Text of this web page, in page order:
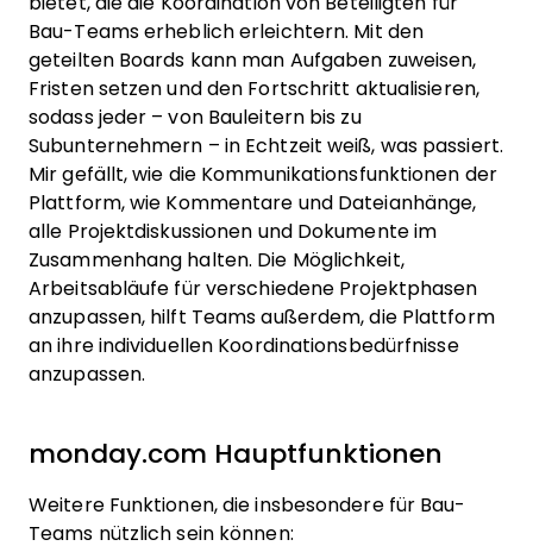
Bau-Teams erheblich erleichtern. Mit den
geteilten Boards kann man Aufgaben zuweisen,
Fristen setzen und den Fortschritt aktualisieren,
sodass jeder – von Bauleitern bis zu
Subunternehmern – in Echtzeit weiß, was passiert.
Mir gefällt, wie die Kommunikationsfunktionen der
Plattform, wie Kommentare und Dateianhänge,
alle Projektdiskussionen und Dokumente im
Zusammenhang halten. Die Möglichkeit,
Arbeitsabläufe für verschiedene Projektphasen
anzupassen, hilft Teams außerdem, die Plattform
an ihre individuellen Koordinationsbedürfnisse
anzupassen.
monday.com Hauptfunktionen
Weitere Funktionen, die insbesondere für Bau-
Teams nützlich sein können: